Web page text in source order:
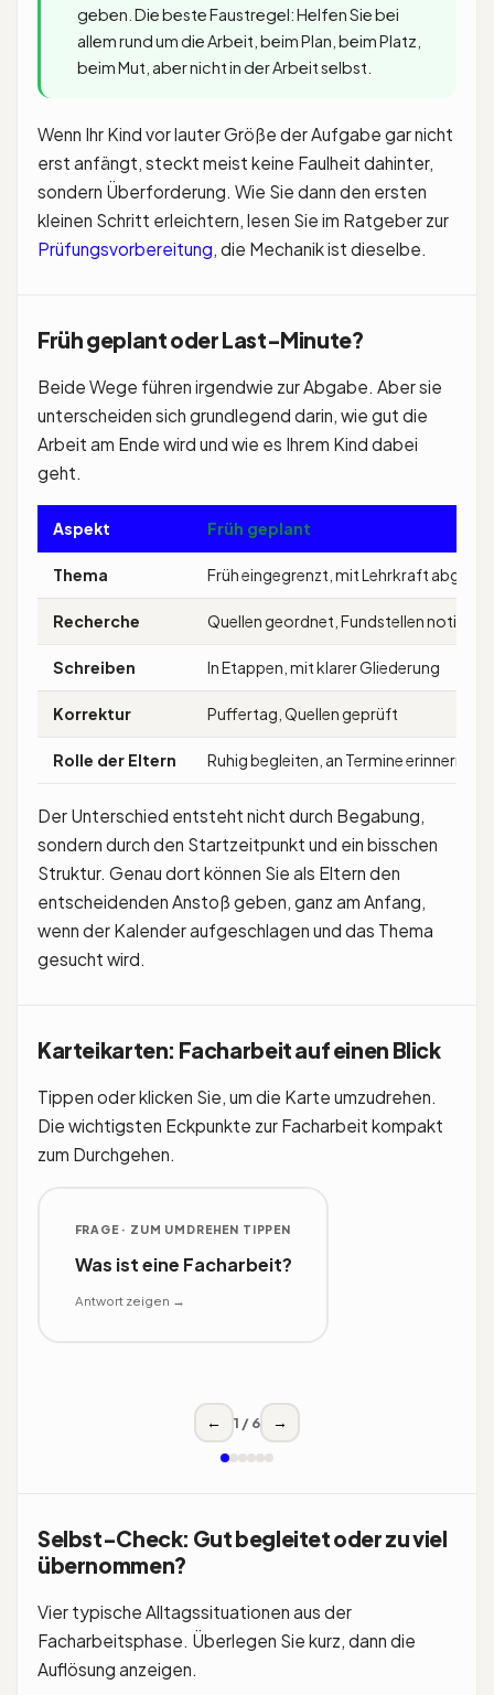
geben. Die beste Faustregel: Helfen Sie bei
allem rund um die Arbeit, beim Plan, beim Platz,
beim Mut, aber nicht in der Arbeit selbst.
Wenn Ihr Kind vor lauter Größe der Aufgabe gar nicht
erst anfängt, steckt meist keine Faulheit dahinter,
sondern Überforderung. Wie Sie dann den ersten
kleinen Schritt erleichtern, lesen Sie im Ratgeber zur
Prüfungsvorbereitung, die Mechanik ist dieselbe.
Früh geplant oder Last-Minute?
Beide Wege führen irgendwie zur Abgabe. Aber sie
unterscheiden sich grundlegend darin, wie gut die
Arbeit am Ende wird und wie es Ihrem Kind dabei
geht.
Aspekt Früh geplant
Thema Früh eingegrenzt, mit Lehrkraft
Recherche Quellen geordnet, Fundstellen notiert
Schreiben In Etappen, mit klarer Gliederung
Korrektur Puffertag, Quellen geprüft
Rolle der Eltern Ruhig begleiten, an Termine erinnern
Der Unterschied entsteht nicht durch Begabung,
sondern durch den Startzeitpunkt und ein bisschen
Struktur. Genau dort können Sie als Eltern den
entscheidenden Anstoß geben, ganz am Anfang,
wenn der Kalender aufgeschlagen und das Thema
gesucht wird.
Karteikarten: Facharbeit auf einen Blick
Tippen oder klicken Sie, um die Karte umzudrehen.
Die wichtigsten Eckpunkte zur Facharbeit kompakt
zum Durchgehen.
FRAGE · ZUM UMDREHEN TIPPEN
Was ist eine Facharbeit?
Antwort zeigen →
Eine selbstständig verfasste
Oberstufe (oft Q1), die an vielen
← 1 / 6 →
Selbst-Check: Gut begleitet oder zu viel
übernommen?
Vier typische Alltagssituationen aus der
Facharbeitsphase. Überlegen Sie kurz, dann die
Auflösung anzeigen.